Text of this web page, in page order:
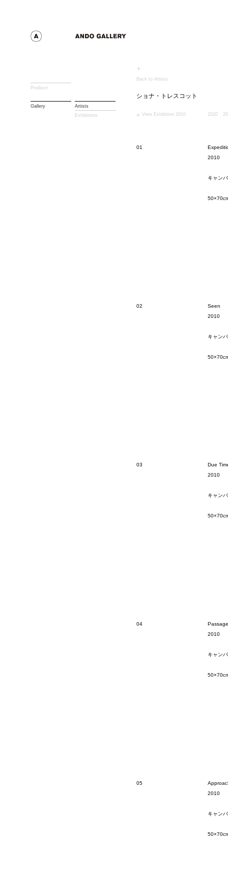
Produce
Gallery
Artists
Exhibitions
Back to Artists
ショナ・トレスコット
View Exhibition 2010 2020
01
2010
キャン
02
Seen
2010
キャン
03
Due
2010
キャン
04
Passage
2010
キャン
05
2010
キャン